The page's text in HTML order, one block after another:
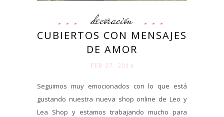
decoración
CUBIERTOS CON MENSAJES
DE AMOR
FEB 27. 2014
Seguimos muy emocionados con lo que está
gustando nuestra nueva shop online de Leo y
Lea Shop y estamos trabajando mucho para